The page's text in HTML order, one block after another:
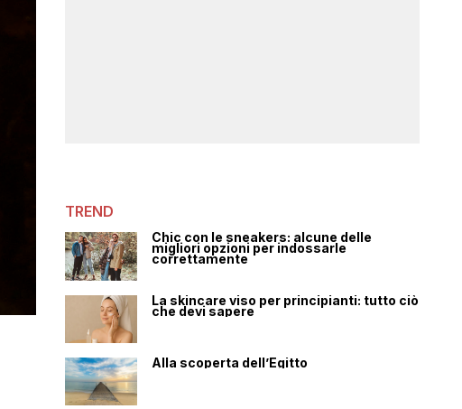
TREND
Chic con le sneakers: alcune delle
migliori opzioni per indossarle
correttamente
La skincare viso per principianti: tutto ciò
che devi sapere
Alla scoperta dell’Egitto